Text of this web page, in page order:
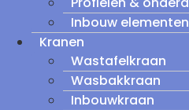
Inbouw elementen
Kranen
Wastafelkraan
Wasbakkraan
Inbouwkraan